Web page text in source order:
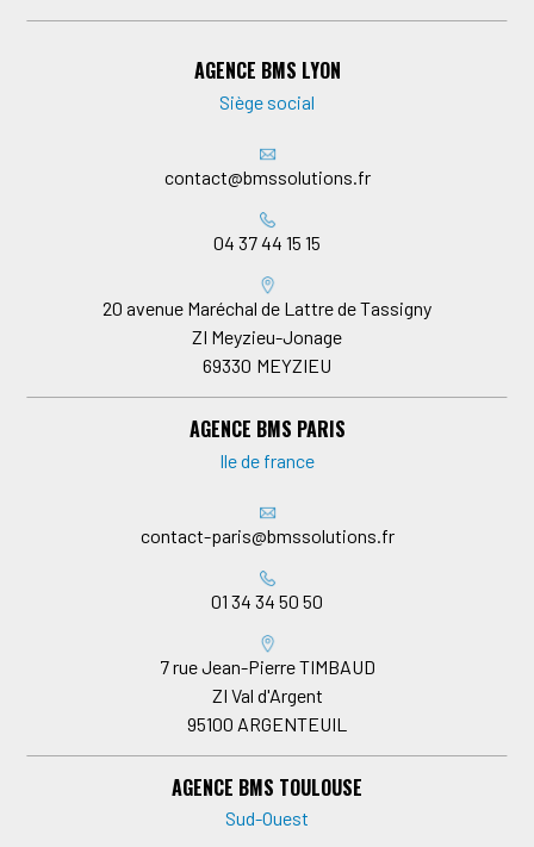
AGENCE BMS LYON
Siège social
contact@bmssolutions.fr
04 37 44 15 15
20 avenue Maréchal de Lattre de Tassigny
ZI Meyzieu-Jonage
69330 MEYZIEU
AGENCE BMS PARIS
Ile de france
contact-paris@bmssolutions.fr
01 34 34 50 50
7 rue Jean-Pierre TIMBAUD
ZI Val d'Argent
95100 ARGENTEUIL
AGENCE BMS TOULOUSE
Sud-Ouest